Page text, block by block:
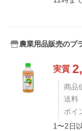
農業用品販売のプ
実質
商品
送料
ポイ
1〜2日